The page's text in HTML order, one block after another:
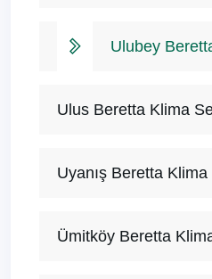
Ulubey
Ulus Beretta Klima
Uyanış Beretta
Ümitköy Beretta